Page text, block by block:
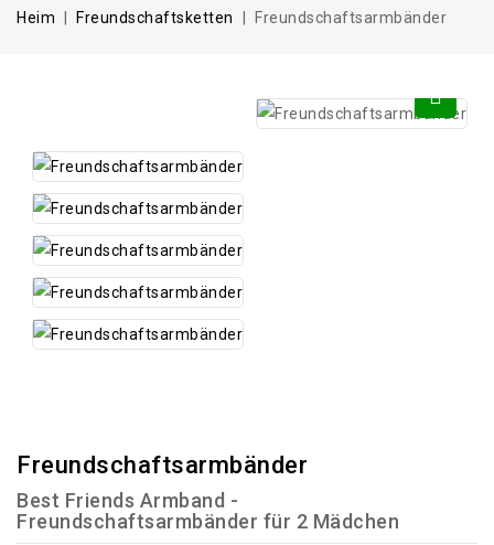
Heim Freundschaftsketten Freundschaftsarmbänder
Freundschaftsarmbänder
Best Friends Armband -
Freundschaftsarmbänder für 2 Mädchen